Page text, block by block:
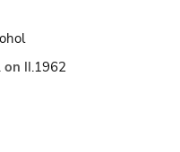
on II.1962